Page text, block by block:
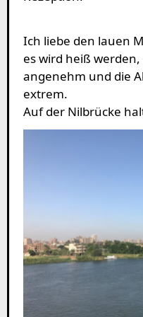
Ich liebe den lauen
es wird heiß
angenehm und die
extrem.
Auf der Nilbrücke